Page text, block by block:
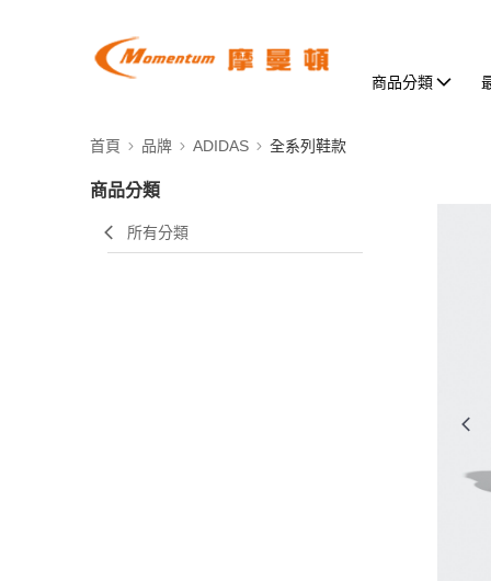
商品分類
首頁 品牌 ADIDAS 全系列鞋款
商品分類
所有分類